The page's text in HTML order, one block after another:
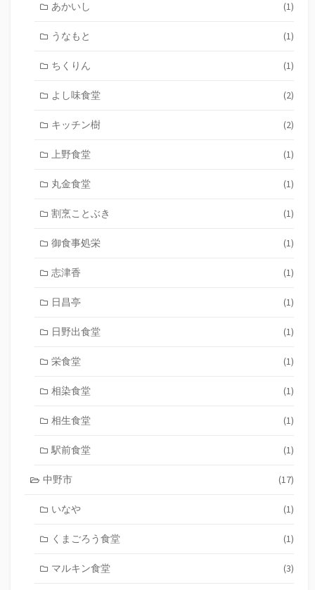
あかいし (1)
うなもと (1)
ちくりん (1)
よし味食堂 (2)
キッチン樹 (2)
上野食堂 (1)
丸金食堂 (1)
割烹ことぶき (1)
御食事処栄 (1)
志津香 (1)
日昌亭 (1)
日野出食堂 (1)
栄食堂 (1)
相染食堂 (1)
相生食堂 (1)
駅前食堂 (1)
中野市 (17)
いなや (1)
くまごろう食堂 (1)
マルキン食堂 (3)